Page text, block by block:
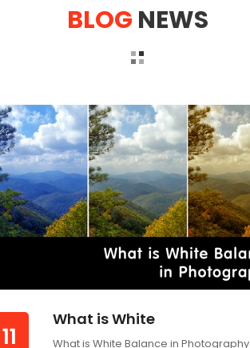
BLOG NEWS
11
What is White
What is White Balance in Photography